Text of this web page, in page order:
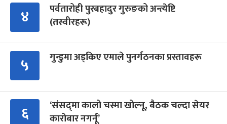
४
पर्वतारोही पुरबहादुर गुरुङको अन्त्येष्टि
(तस्वीरहरू)
५ गुन्डुमा अड्किए एमाले पुनर्गठनका प्रस्तावहरू
६
‘संसद्‍मा कालो चस्मा खोल्नू, बैठक चल्दा सेयर
कारोबार नगर्नू’